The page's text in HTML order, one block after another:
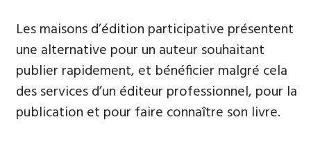
Les maisons d’édition participative présentent
une alternative pour un auteur souhaitant
publier rapidement, et bénéficier malgré cela
des services d’un éditeur professionnel, pour la
publication et pour faire connaître son livre.